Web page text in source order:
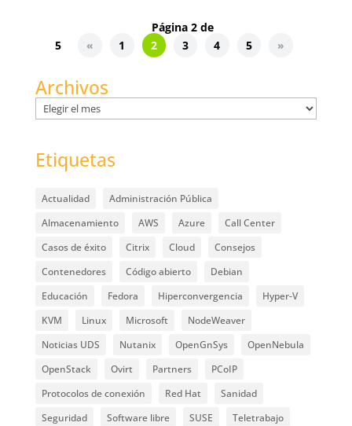
Página 2 de
5
« 1 2 3 4 5 »
Archivos
Archivos
Etiquetas
Actualidad
Administración Pública
Almacenamiento
AWS Azure
Call Center
Casos de éxito
Citrix Cloud
Consejos
Contenedores
Código abierto
Debian
Educación
Fedora Hiperconvergencia
Hyper-V
KVM
Linux Microsoft
NodeWeaver
Noticias UDS
Nutanix OpenGnSys
OpenNebula
OpenStack
Ovirt Partners
PCoIP
Protocolos de conexión
Red Hat
Sanidad
Seguridad
Software libre SUSE
Teletrabajo